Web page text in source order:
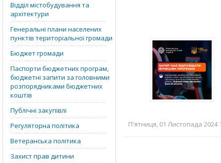
Відділ містобудування та
архітектури
Генеральні плани населених
пунктів територіальної громади
Бюджет громади
Паспорти бюджетних програм,
бюджетні запити за головними
розпорядниками бюджетних
коштів
Публічні закупівлі
Регуляторна політика
Ветеранська політика
Захист прав дитини
П'ятниця, 01 Листопада 2024